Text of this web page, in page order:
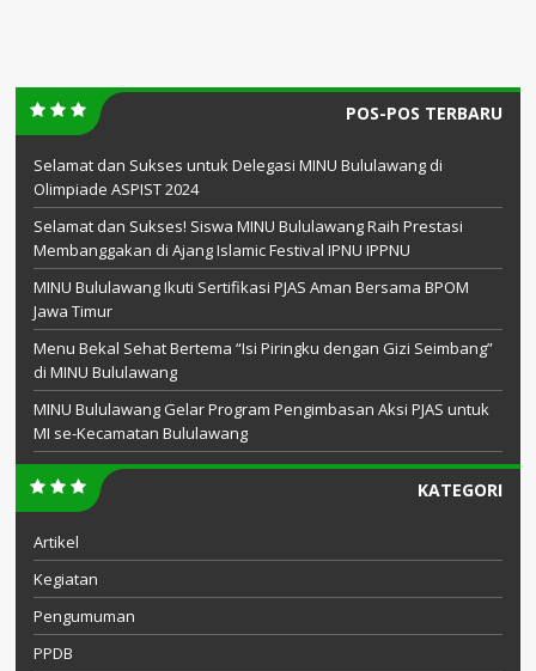
POS-POS TERBARU
Selamat dan Sukses untuk Delegasi MINU Bululawang di
Olimpiade ASPIST 2024
Selamat dan Sukses! Siswa MINU Bululawang Raih Prestasi
Membanggakan di Ajang Islamic Festival IPNU IPPNU
MINU Bululawang Ikuti Sertifikasi PJAS Aman Bersama BPOM
Jawa Timur
Menu Bekal Sehat Bertema “Isi Piringku dengan Gizi Seimbang”
di MINU Bululawang
MINU Bululawang Gelar Program Pengimbasan Aksi PJAS untuk
MI se-Kecamatan Bululawang
KATEGORI
Artikel
Kegiatan
Pengumuman
PPDB